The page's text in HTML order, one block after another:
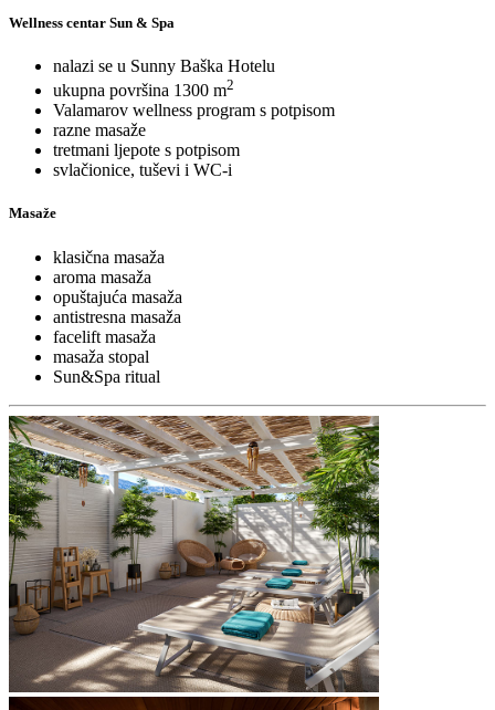
Wellness centar Sun & Spa
nalazi se u Sunny Baška Hotelu
ukupna površina 1300 m2
Valamarov wellness program s potpisom
razne masaže
tretmani ljepote s potpisom
svlačionice, tuševi i WC-i
Masaže
klasična masaža
aroma masaža
opuštajuća masaža
antistresna masaža
facelift masaža
masaža stopal
Sun&Spa ritual